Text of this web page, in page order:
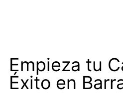
Empieza tu
Éxito en